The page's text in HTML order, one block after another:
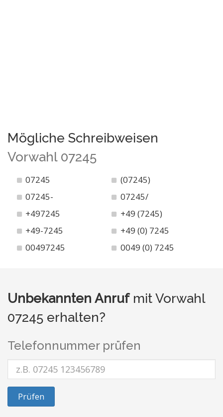
Mögliche Schreibweisen
Vorwahl 07245
07245
(07245)
07245-
07245/
+497245
+49 (7245)
+49-7245
+49 (0) 7245
00497245
0049 (0) 7245
Unbekannten Anrufmit Vorwahl
07245 erhalten?
Telefonnummer prüfen
Prüfen